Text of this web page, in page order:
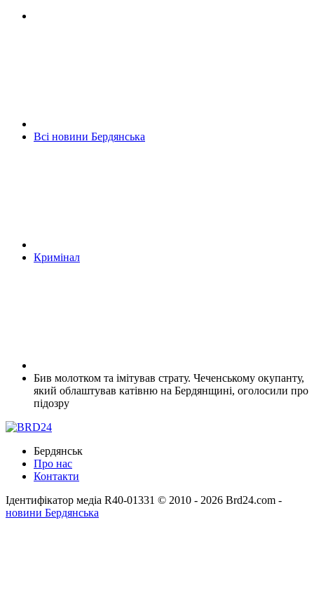
Всі новини Бердянська
Кримінал
Бив молотком та імітував страту. Чеченському окупанту,
який облаштував катівню на Бердянщині, оголосили про
підозру
Бердянськ
Про нас
Контакти
Ідентифікатор медіа R40-01331 © 2010 - 2026 Brd24.com -
новини Бердянська